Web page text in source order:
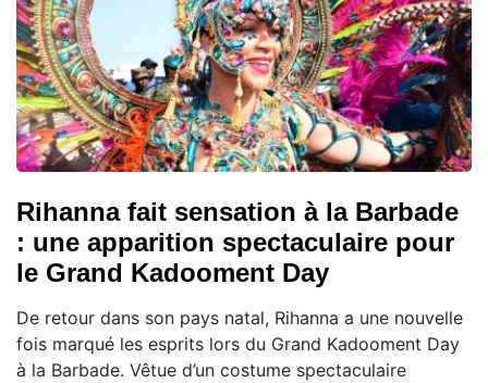
Rihanna fait sensation à la Barbade
: une apparition spectaculaire pour
le Grand Kadooment Day
De retour dans son pays natal, Rihanna a une nouvelle
fois marqué les esprits lors du Grand Kadooment Day
à la Barbade. Vêtue d’un costume spectaculaire